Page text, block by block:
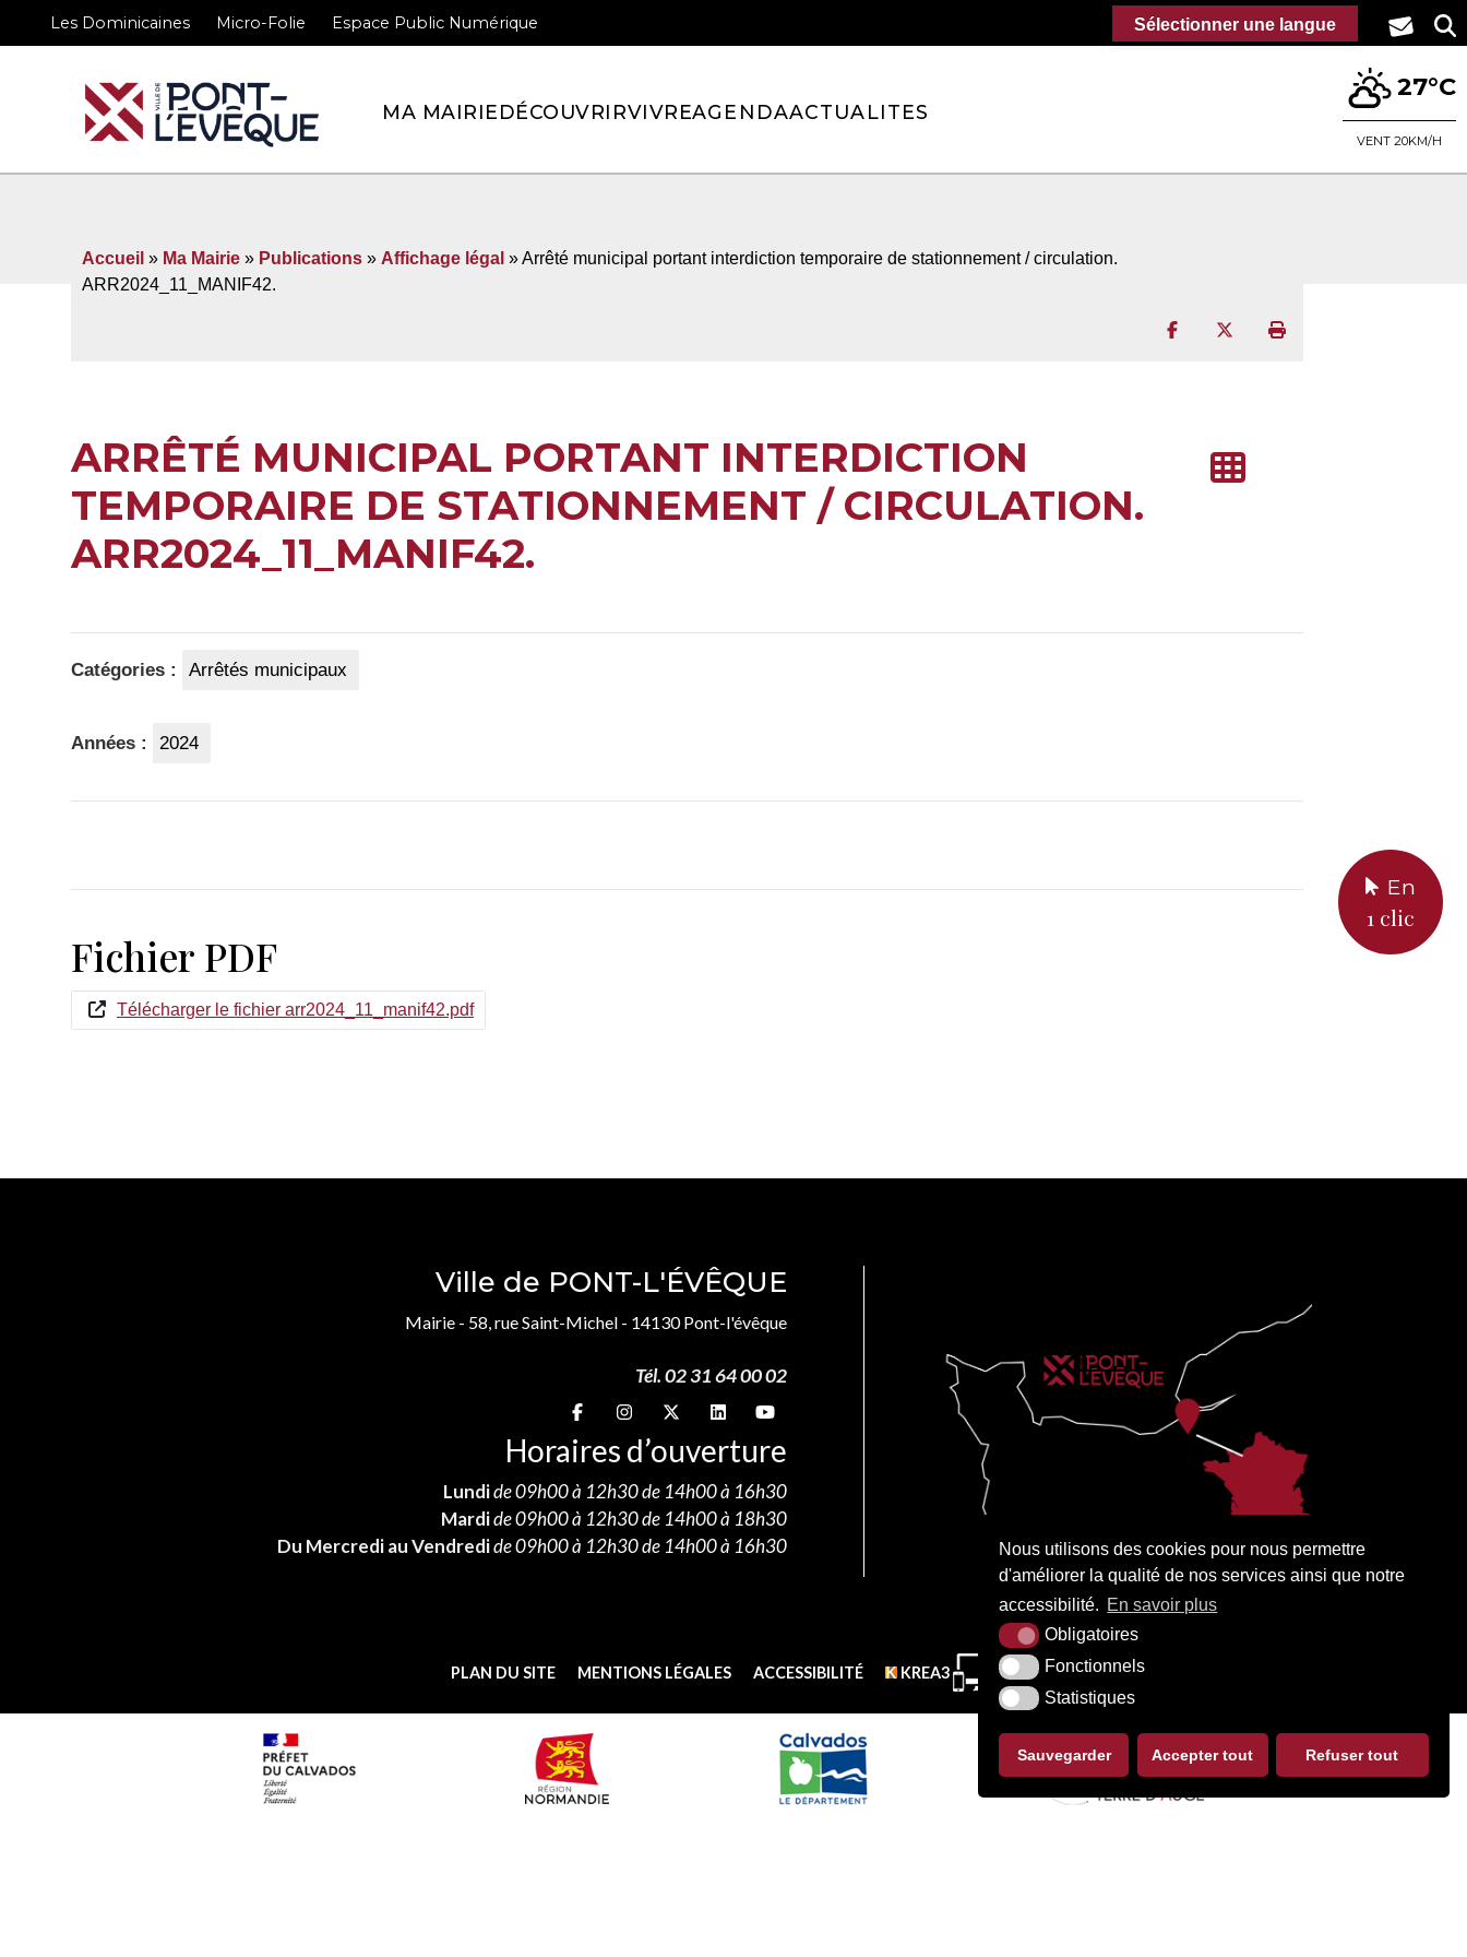
Nous utilisons des cookies pour nous permettre
d'améliorer la qualité de nos services ainsi que notre
accessibilité. En savoir plus
Obligatoires
Fonctionnels
Statistiques
Sauvegarder Accepter tout Refuser tout
Les Dominicaines Micro-Folie Espace Public Numérique
MA MAIRIEDÉCOUVRIRVIVREAGENDAACTUALITES
27°C
VENT 20KM/H
En
1 clic
Accueil » Ma Mairie » Publications » Affichage légal » Arrêté municipal portant interdiction temporaire de stationnement / circulation.
ARR2024_11_MANIF42.
Partager sur Facebook
Partager sur Twitter
Imprimer la page
ARRÊTÉ MUNICIPAL PORTANT INTERDICTION
TEMPORAIRE DE STATIONNEMENT / CIRCULATION.
ARR2024_11_MANIF42.
Catégories : Arrêtés municipaux
Années : 2024
Fichier PDF
Télécharger le fichier arr2024_11_manif42.pdf
Ville de PONT-L'ÉVÊQUE
Mairie - 58, rue Saint-Michel - 14130 Pont-l'évêque
Tél. 02 31 64 00 02
Suivez-nous sur
Suivez-nous sur
Suivez-nous sur
Suivez-nous sur
Suivez-nous sur
Horaires d’ouverture
Lundide 09h00 à 12h30 de 14h00 à 16h30
Mardide 09h00 à 12h30 de 14h00 à 18h30
Du Mercredi au Vendredide 09h00 à 12h30 de 14h00 à 16h30
PLAN DU SITE MENTIONS LÉGALES ACCESSIBILITÉ KREA3
Sélectionner une langue